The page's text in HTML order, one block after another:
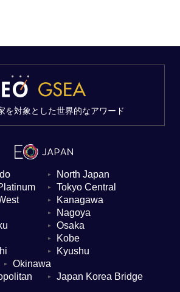
▼ North Japan
▼ Tokyo Central
▼ Kanagawa
▼ Nagoya
▼ Osaka
▼ Kobe
▼ Kyushu
▼ Okinawa
▼ Japan Korea Bridge
を対象とした世界的なアワード